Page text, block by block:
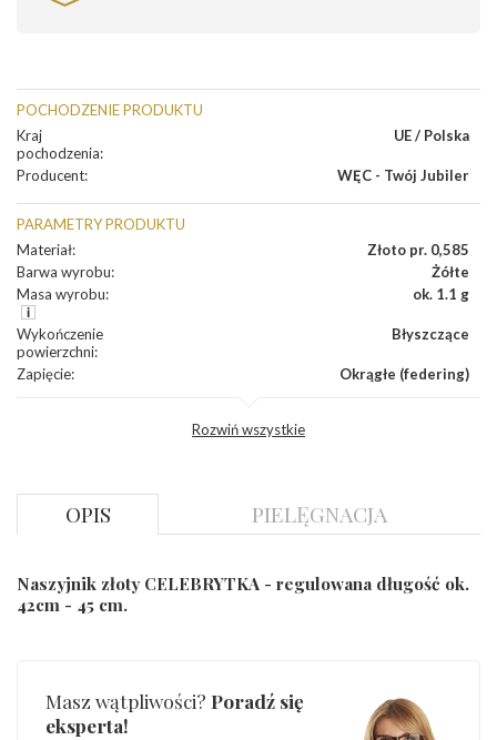
POCHODZENIE PRODUKTU
Kraj
pochodzenia:
UE / Polska
Producent: WĘC - Twój Jubiler
PARAMETRY PRODUKTU
Materiał:
Złoto pr. 0,585
Barwa wyrobu:
Żółte
Masa wyrobu: ok. 1.1 g
Wykończenie
powierzchni:
Błyszczące
Zapięcie: Okrągłe (federing)
Bezpieczeństwo
Nie nadaje się dla dzieci w wieku poniżej 3 lat
Elementy w wyrobie wykonane z białego złota
Rozwiń wszystkie
OPIS PIELĘGNACJA
Naszyjnik złoty CELEBRYTKA - regulowana długość ok.
42cm - 45 cm.
Masz wątpliwości? Poradź się
eksperta!